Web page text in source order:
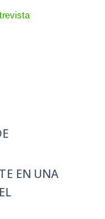
EN UNA